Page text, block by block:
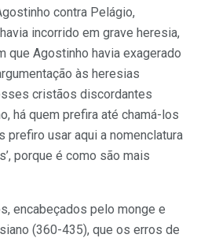
contra Pelágio,
incorrido em grave heresia,
que Agostinho havia exagerado
às heresias
cristãos discordantes
há quem prefira até chamá-los
prefiro usar aqui a nomenclatura
porque é como são mais
encabeçados pelo monge e
(360-435), que os erros de